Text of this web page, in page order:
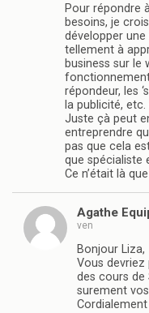
Pour répondre
besoins, je
développer
tellement à
business sur le
fonctionnement
répondeur, les
la publicité, etc.
Juste çà peut
entreprendre
pas que cela
que spécialiste
Ce n’était là
Agathe
ven
Bonjour Liza,
Vous
des cours de
surement
Cordialement